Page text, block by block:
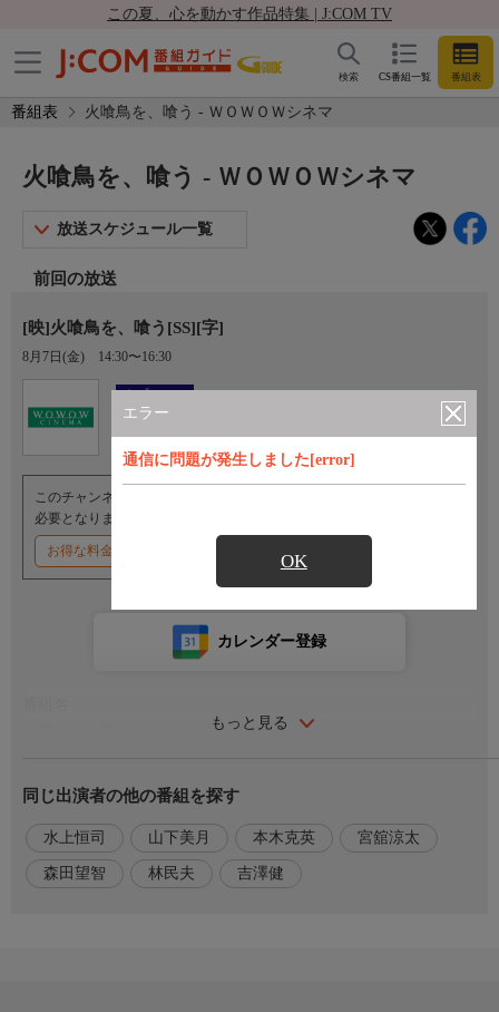
この夏、心を動かす作品特集 | J:COM TV
CS番組一覧 番組表
検索
番組表 火喰鳥を、喰う - ＷＯＷＯＷシネマ
エラー
通信に問題が発生しました[error]
OK
火喰鳥を、喰う - ＷＯＷＯＷシネマ
放送スケジュール一覧
前回の放送
[映]火喰鳥を、喰う[SS][字]
8月7日(金) 14:30〜16:30
オプション
Ch.193
ＷＯＷＯＷシネマ
このチャンネルのご視聴には、オプションチャンネル(有料)のご契約が
必要となります。
お得な料金割引キャンペーン実施中
もっと見る
カレンダー登録
信州で暮らしていた久喜雄司と夕里子夫妻の平和を揺るがす奇妙
な出来事が相次いで発生。久喜家代々の墓石の文字が何者かによ
って削り取られたのに続いて、太平洋戦争末期、南方の島で戦死
した雄司の大叔父・貞市の日記が、女性記者・与沢一香らの手に
同じ出演者の他の番組を探す
水上恒司 山下美月 本木克英 宮舘涼太
森田望智 林民夫 吉澤健